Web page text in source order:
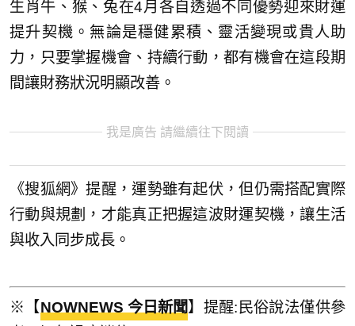
生肖牛、猴、兔在4月各自透過不同優勢迎來財運
提升契機。無論是穩健累積、靈活變現或貴人助
力，只要掌握機會、持續行動，都有機會在這段期
間讓財務狀況明顯改善。
我是廣告 請繼續往下閱讀
《搜狐網》提醒，運勢雖有起伏，但仍需搭配實際
行動與規劃，才能真正把握這波財運契機，讓生活
與收入同步成長。
※【NOWNEWS 今日新聞】提醒:民俗說法僅供參